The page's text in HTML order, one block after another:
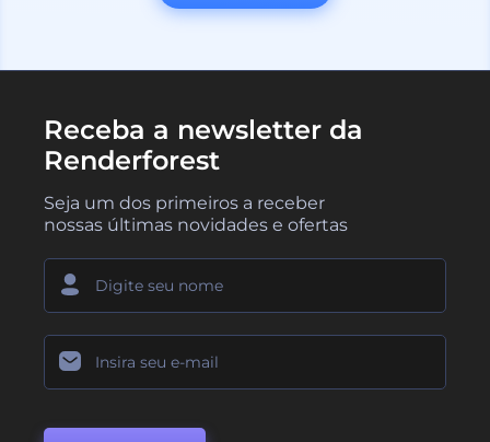
Receba a newsletter da
Renderforest
Seja um dos primeiros a receber
nossas últimas novidades e ofertas